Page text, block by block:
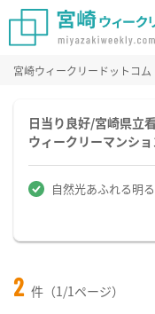
宮崎ウィークリードットコム
日当り良好/宮崎県立
ウィークリーマンシ
自然光あふれる明
2 件（1/1ページ）